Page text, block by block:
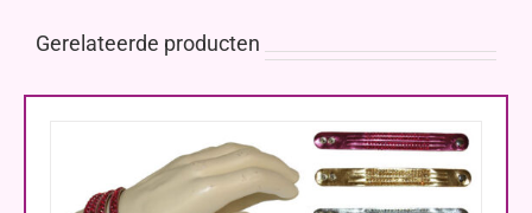
Gerelateerde producten